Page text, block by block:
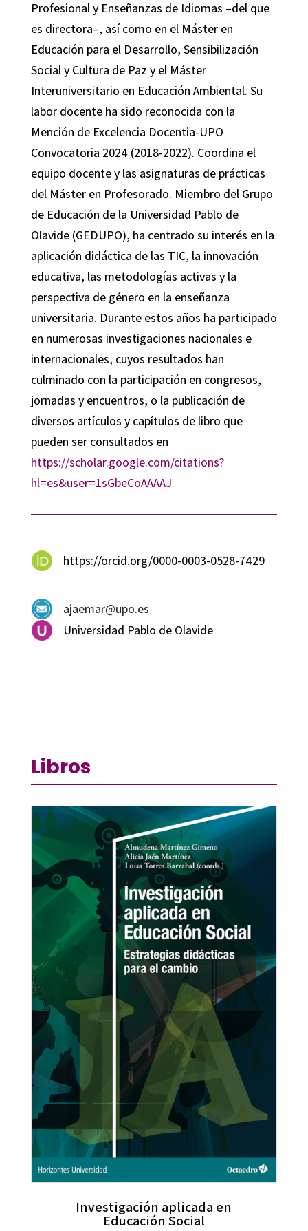
Profesional y Enseñanzas de Idiomas –‌del que
es directora–, así como en el Máster en
Educación para el Desarrollo, Sensibilización
Social y Cultura de Paz y el Máster
Interuniversitario en Educación Ambiental. Su
labor docente ha sido reconocida con la
Mención de Excelencia Docentia-UPO
Convocatoria 2024 (2018-2022). Coordina el
equipo docente y las asignaturas de prácticas
del Máster en Profesorado. Miembro del Grupo
de Educación de la Universidad Pablo de
Olavide (GEDUPO), ha centrado su interés en la
aplicación didáctica de las TIC, la innovación
educativa, las metodologías activas y la
perspectiva de género en la enseñanza
universitaria. Durante estos años ha participado
en numerosas investigaciones nacionales e
internacionales, cuyos resultados han
culminado con la participación en congresos,
jornadas y encuentros, o la publicación de
diversos artículos y capítulos de libro que
pueden ser consultados en
https://scholar.google.com/citations?
hl=es&user=1sGbeCoAAAAJ
https://orcid.org/0000-0003-0528-7429
ajaemar@upo.es
Universidad Pablo de Olavide
Libros
Investigación aplicada en
Educación Social